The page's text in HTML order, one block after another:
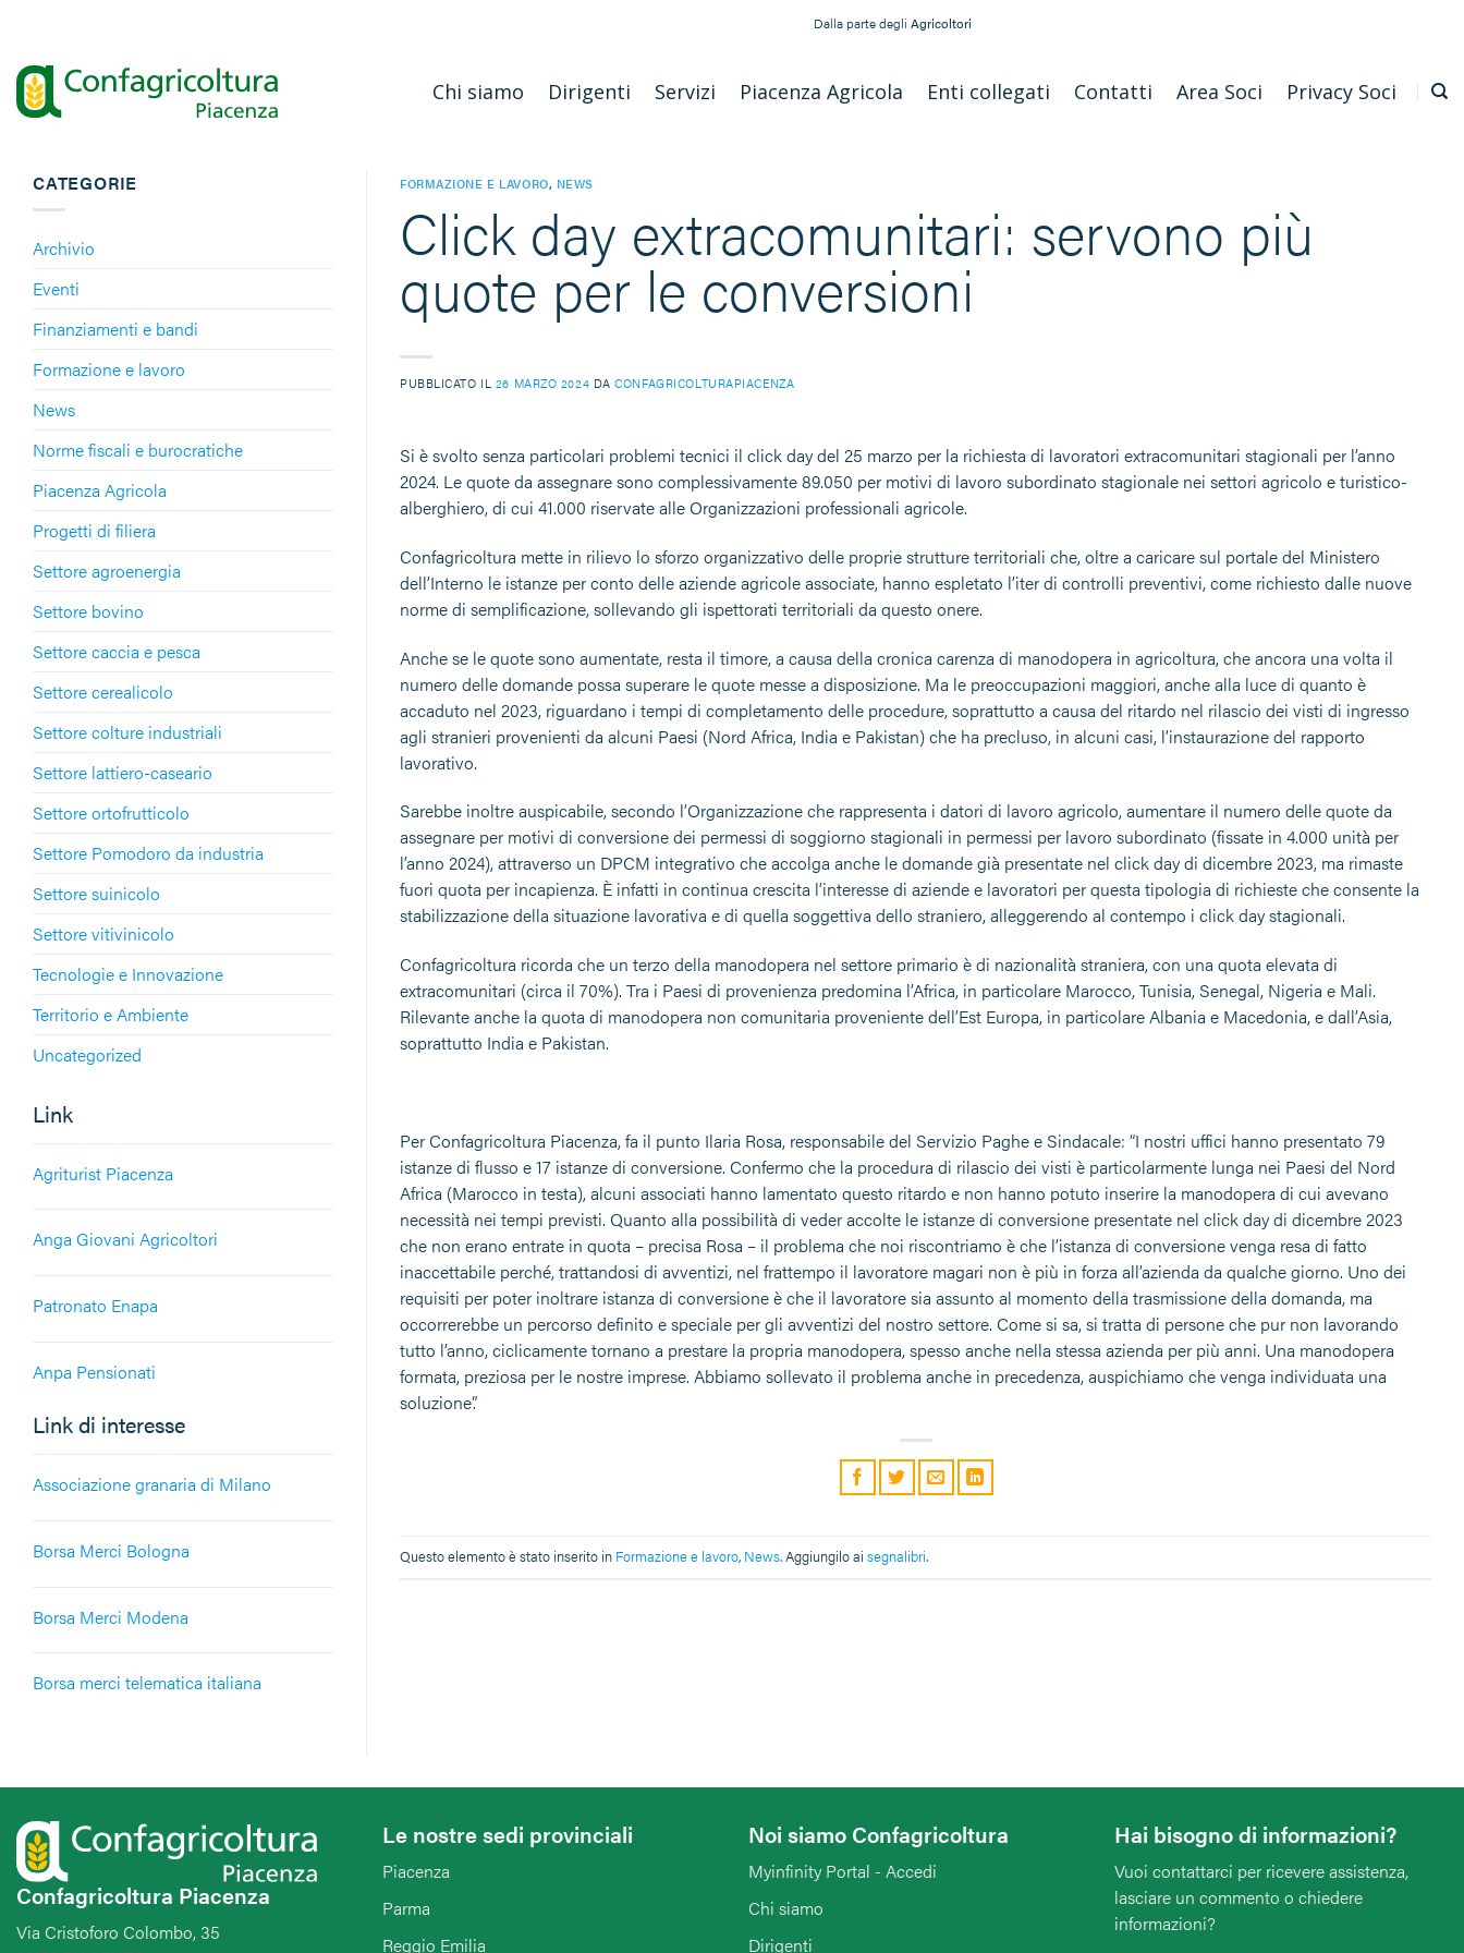
contenuti
Dalla parte degli Agricoltori
Chi siamo Dirigenti Servizi Piacenza Agricola Enti collegati Contatti Area Soci Privacy Soci
CATEGORIE
Archivio
Eventi
Finanziamenti e bandi
Formazione e lavoro
News
Norme fiscali e burocratiche
Piacenza Agricola
Progetti di filiera
Settore agroenergia
Settore bovino
Settore caccia e pesca
Settore cerealicolo
Settore colture industriali
Settore lattiero-caseario
Settore ortofrutticolo
Settore Pomodoro da industria
Settore suinicolo
Settore vitivinicolo
Tecnologie e Innovazione
Territorio e Ambiente
Uncategorized
Link
Agriturist Piacenza
Anga Giovani Agricoltori
Patronato Enapa
Anpa Pensionati
Link di interesse
Associazione granaria di Milano
Borsa Merci Bologna
Borsa Merci Modena
Borsa merci telematica italiana
FORMAZIONE E LAVORO, NEWS
Click day extracomunitari: servono più
quote per le conversioni
PUBBLICATO IL 26 MARZO 2024 DACONFAGRICOLTURAPIACENZA
Si è svolto senza particolari problemi tecnici il click day del 25 marzo per la richiesta di lavoratori extracomunitari stagionali per l’anno
2024. Le quote da assegnare sono complessivamente 89.050 per motivi di lavoro subordinato stagionale nei settori agricolo e turistico-
alberghiero, di cui 41.000 riservate alle Organizzazioni professionali agricole.
Confagricoltura mette in rilievo lo sforzo organizzativo delle proprie strutture territoriali che, oltre a caricare sul portale del Ministero
dell’Interno le istanze per conto delle aziende agricole associate, hanno espletato l’iter di controlli preventivi, come richiesto dalle nuove
norme di semplificazione, sollevando gli ispettorati territoriali da questo onere.
Anche se le quote sono aumentate, resta il timore, a causa della cronica carenza di manodopera in agricoltura, che ancora una volta il
numero delle domande possa superare le quote messe a disposizione. Ma le preoccupazioni maggiori, anche alla luce di quanto è
accaduto nel 2023, riguardano i tempi di completamento delle procedure, soprattutto a causa del ritardo nel rilascio dei visti di ingresso
agli stranieri provenienti da alcuni Paesi (Nord Africa, India e Pakistan) che ha precluso, in alcuni casi, l’instaurazione del rapporto
lavorativo.
Sarebbe inoltre auspicabile, secondo l’Organizzazione che rappresenta i datori di lavoro agricolo, aumentare il numero delle quote da
assegnare per motivi di conversione dei permessi di soggiorno stagionali in permessi per lavoro subordinato (fissate in 4.000 unità per
l’anno 2024), attraverso un DPCM integrativo che accolga anche le domande già presentate nel click day di dicembre 2023, ma rimaste
fuori quota per incapienza. È infatti in continua crescita l’interesse di aziende e lavoratori per questa tipologia di richieste che consente la
stabilizzazione della situazione lavorativa e di quella soggettiva dello straniero, alleggerendo al contempo i click day stagionali.
Confagricoltura ricorda che un terzo della manodopera nel settore primario è di nazionalità straniera, con una quota elevata di
extracomunitari (circa il 70%). Tra i Paesi di provenienza predomina l’Africa, in particolare Marocco, Tunisia, Senegal, Nigeria e Mali.
Rilevante anche la quota di manodopera non comunitaria proveniente dell’Est Europa, in particolare Albania e Macedonia, e dall’Asia,
soprattutto India e Pakistan.
Per Confagricoltura Piacenza, fa il punto Ilaria Rosa, responsabile del Servizio Paghe e Sindacale: “I nostri uffici hanno presentato 79
istanze di flusso e 17 istanze di conversione. Confermo che la procedura di rilascio dei visti è particolarmente lunga nei Paesi del Nord
Africa (Marocco in testa), alcuni associati hanno lamentato questo ritardo e non hanno potuto inserire la manodopera di cui avevano
necessità nei tempi previsti. Quanto alla possibilità di veder accolte le istanze di conversione presentate nel click day di dicembre 2023
che non erano entrate in quota – precisa Rosa – il problema che noi riscontriamo è che l’istanza di conversione venga resa di fatto
inaccettabile perché, trattandosi di avventizi, nel frattempo il lavoratore magari non è più in forza all’azienda da qualche giorno. Uno dei
requisiti per poter inoltrare istanza di conversione è che il lavoratore sia assunto al momento della trasmissione della domanda, ma
occorrerebbe un percorso definito e speciale per gli avventizi del nostro settore. Come si sa, si tratta di persone che pur non lavorando
tutto l’anno, ciclicamente tornano a prestare la propria manodopera, spesso anche nella stessa azienda per più anni. Una manodopera
formata, preziosa per le nostre imprese. Abbiamo sollevato il problema anche in precedenza, auspichiamo che venga individuata una
soluzione”.
Questo elemento è stato inserito in Formazione e lavoro, News. Aggiungilo ai segnalibri.
Confagricoltura Piacenza
Via Cristoforo Colombo, 35
Le nostre sedi provinciali
Piacenza
Parma
Reggio Emilia
Noi siamo Confagricoltura
Myinfinity Portal - Accedi
Chi siamo
Dirigenti
Hai bisogno di informazioni?
Vuoi contattarci per ricevere assistenza,
lasciare un commento o chiedere
informazioni?